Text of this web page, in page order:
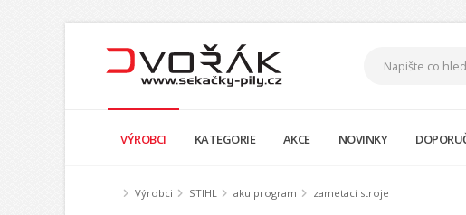
VÝROBCI KATEGORIE AKCE NOVINKY
Výrobci STIHL aku program zametací stroje